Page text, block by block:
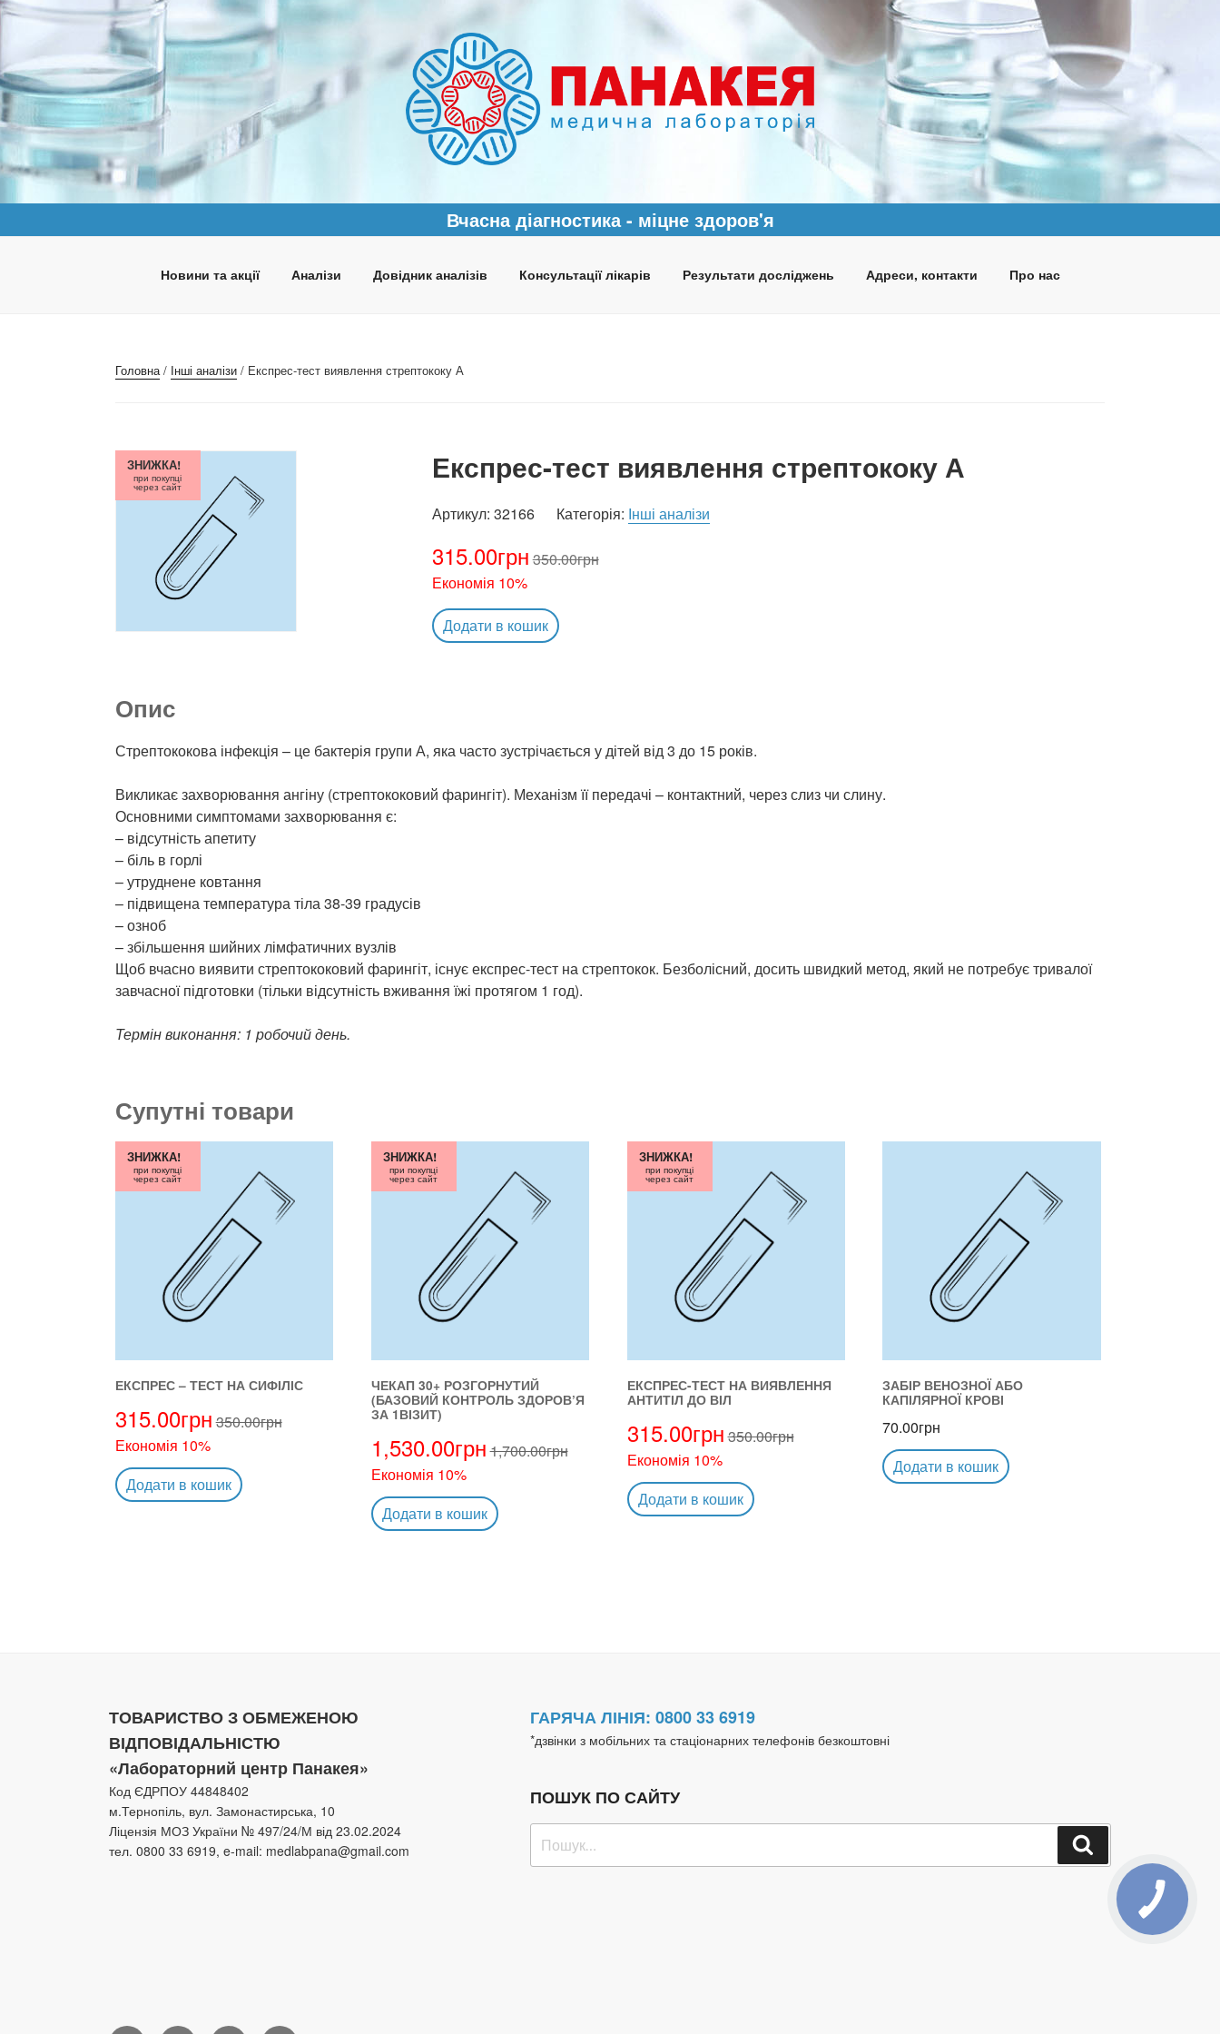
Перейти
ПАНАКЕЯ
Медична лабораторія
Вчасна діагностика - міцне здоров'я
Новини та акції Аналізи Довідник аналізів Консультації лікарів Результати досліджень Адреси, контакти Про нас
Головна/ Інші аналізи/ Експрес-тест виявлення стрептококу А
Експрес-тест виявлення стрептококу А
Артикул: 32166 Категорія: Інші аналізи
315.00грн 350.00грн
Економія 10%
ЗНИЖКА!
при покупці
через сайт
Додати в кошик
Опис
Стрептококова інфекція – це бактерія групи А, яка часто зустрічається у дітей від 3 до 15 років.
Викликає захворювання ангіну (стрептококовий фарингіт). Механізм її передачі – контактний, через слиз чи слину.
Основними симптомами захворювання є:
– відсутність апетиту
– біль в горлі
– утруднене ковтання
– підвищена температура тіла 38-39 градусів
– озноб
– збільшення шийних лімфатичних вузлів
Щоб вчасно виявити стрептококовий фарингіт, існує експрес-тест на стрептокок. Безболісний, досить швидкий метод, який не потребує тривалої
завчасної підготовки (тільки відсутність вживання їжі протягом 1 год).
Термін виконання: 1 робочий день.
Супутні товари
ЕКСПРЕС – ТЕСТ НА СИФІЛІС
315.00грн 350.00грн
Економія 10%
ЗНИЖКА!
при покупці
через сайт
Додати в кошик
ЧЕКАП 30+ РОЗГОРНУТИЙ
(БАЗОВИЙ КОНТРОЛЬ ЗДОРОВ’Я
ЗА 1ВІЗИТ)
1,530.00грн1,700.00грн
Економія 10%
ЗНИЖКА!
при покупці
через сайт
Додати в кошик
ЕКСПРЕС-ТЕСТ НА ВИЯВЛЕННЯ
АНТИТІЛ ДО ВІЛ
315.00грн350.00грн
Економія 10%
ЗНИЖКА!
при покупці
через сайт
Додати в кошик
ЗАБІР ВЕНОЗНОЇ АБО
КАПІЛЯРНОЇ КРОВІ
70.00грн
Додати в кошик
ТОВАРИСТВО З ОБМЕЖЕНОЮ
ВІДПОВІДАЛЬНІСТЮ
«Лабораторний центр Панакея»
Код ЄДРПОУ 44848402
м.Тернопіль, вул. Замонастирська, 10
Ліцензія МОЗ України № 497/24/М від 23.02.2024
тел. 0800 33 6919, e-mail: medlabpana@gmail.com
ГАРЯЧА ЛІНІЯ: 0800 33 6919
*дзвінки з мобільних та стаціонарних телефонів безкоштовні
ПОШУК ПО САЙТУ
за
запитом: